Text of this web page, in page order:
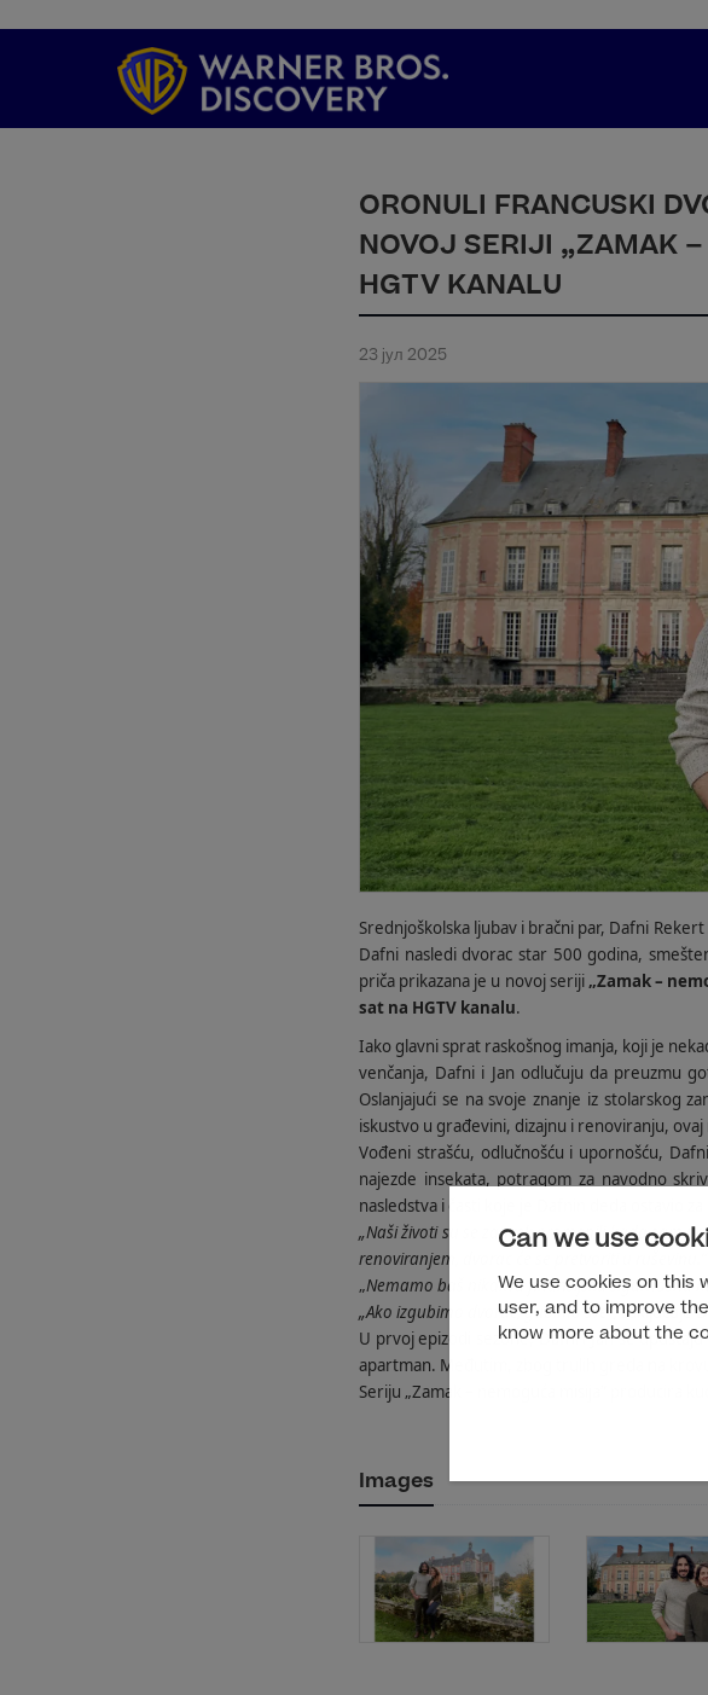
Can we use
We use cookies on this
user, and to improve
know more about the
ORONULI FRANCUSKI
NOVOJ SERIJI „ZAMAK
HGTV KANALU
23 јул 2025
Srednjoškolska ljubav i bračni par, Dafni Rekert
Dafni nasledi dvorac star 500 godina,
priča prikazana je u novoj seriji„Zamak –
sat na HGTV kanalu.
Iako glavni sprat raskošnog imanja, koji je
venčanja, Dafni i Jan odlučuju da preuzmu
Oslanjajući se na svoje znanje iz stolarskog
iskustvo u građevini, dizajnu i renoviranju,
Vođeni strašću, odlučnošću i upornošću,
najezde insekata, potragom za navodno
nasledstva i časti koje je Dafnin deda ostavio za
„Naši životi su se zauvek promenili kada sam
renoviranjem, dvorac će se pretvoriti u ruševinu.“
„Nemamo baš nikakvu finansijsku sigurnosnu
„Ako izgubimo dvorac, gubimo sve“,zaključuje
U prvoj epizodi sezone, Dafni i Jan se
apartman. Međutim, zbog trulih greda na
Seriju „Zamak – nemoguća misija“ producira
Images